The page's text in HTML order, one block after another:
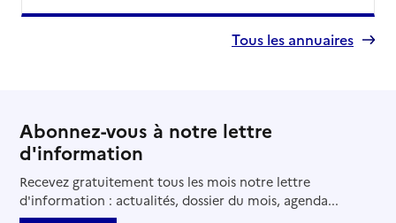
Tous les annuaires
Abonnez-vous à notre lettre
d'information
Recevez gratuitement tous les mois notre lettre
d'information : actualités, dossier du mois, agenda...